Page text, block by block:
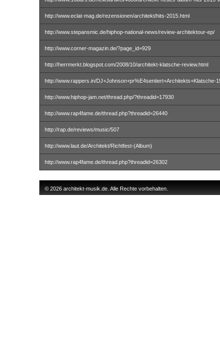
http://www.eclat-mag.de/rezensionen/architekt/hits-2015.html
http://www.stepansmic.de/hiphop-national-news/review-architektour-ep/
http://www.corner-magazin.de/?page_id=929
http://herrmerkt.blogspot.com/2008/10/architekt-klatsche-review.html
http://www.rappers.in/DJ+Johnson+pr%E4sentiert+Architekts+Klatsche-
http://www.hiphop-jam.net/thread.php/?threadid=17930
http://www.rap4fame.de/thread.php?threadid=26440
http://rap.de/reviews/music/507
http://www.laut.de/Architekt/Richtfest-(Album)
http://www.rap4fame.de/thread.php?threadid=26302
© 2026 architekt-musik.de. Alle Rechte vorbehalten.